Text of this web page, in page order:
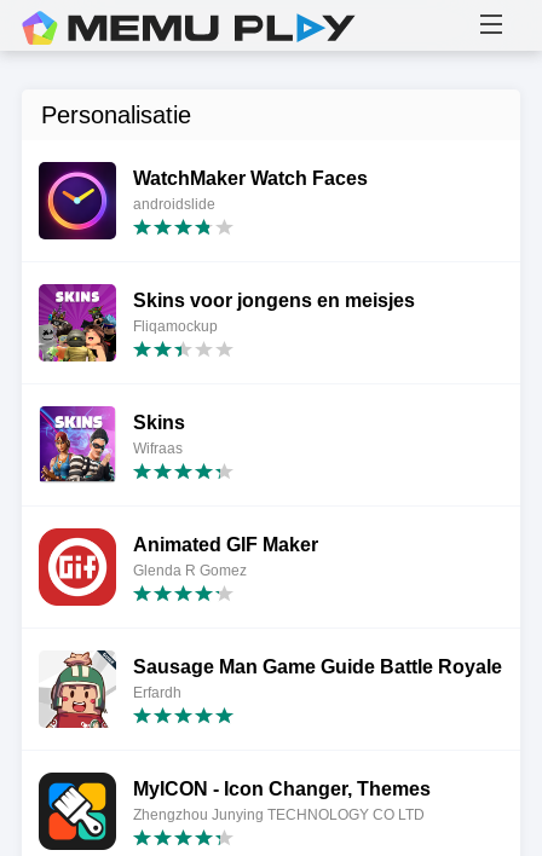
Personalisatie
WatchMaker Watch Faces
androidslide
Skins voor jongens en meisjes
Fliqamockup
Skins
Wifraas
Animated GIF Maker
Glenda R Gomez
Sausage Man Game Guide Battle Royale
Erfardh
MyICON - Icon Changer, Themes
Zhengzhou Junying TECHNOLOGY CO LTD